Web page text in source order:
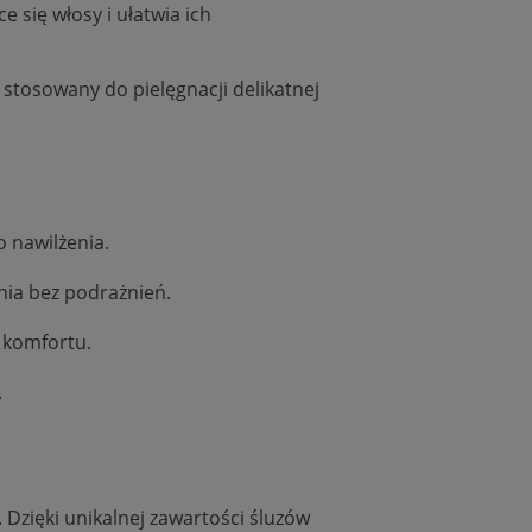
się włosy i ułatwia ich
do pielęgnacji delikatnej
nawilżenia.
bez podrażnień.
unikalnej zawartości śluzów